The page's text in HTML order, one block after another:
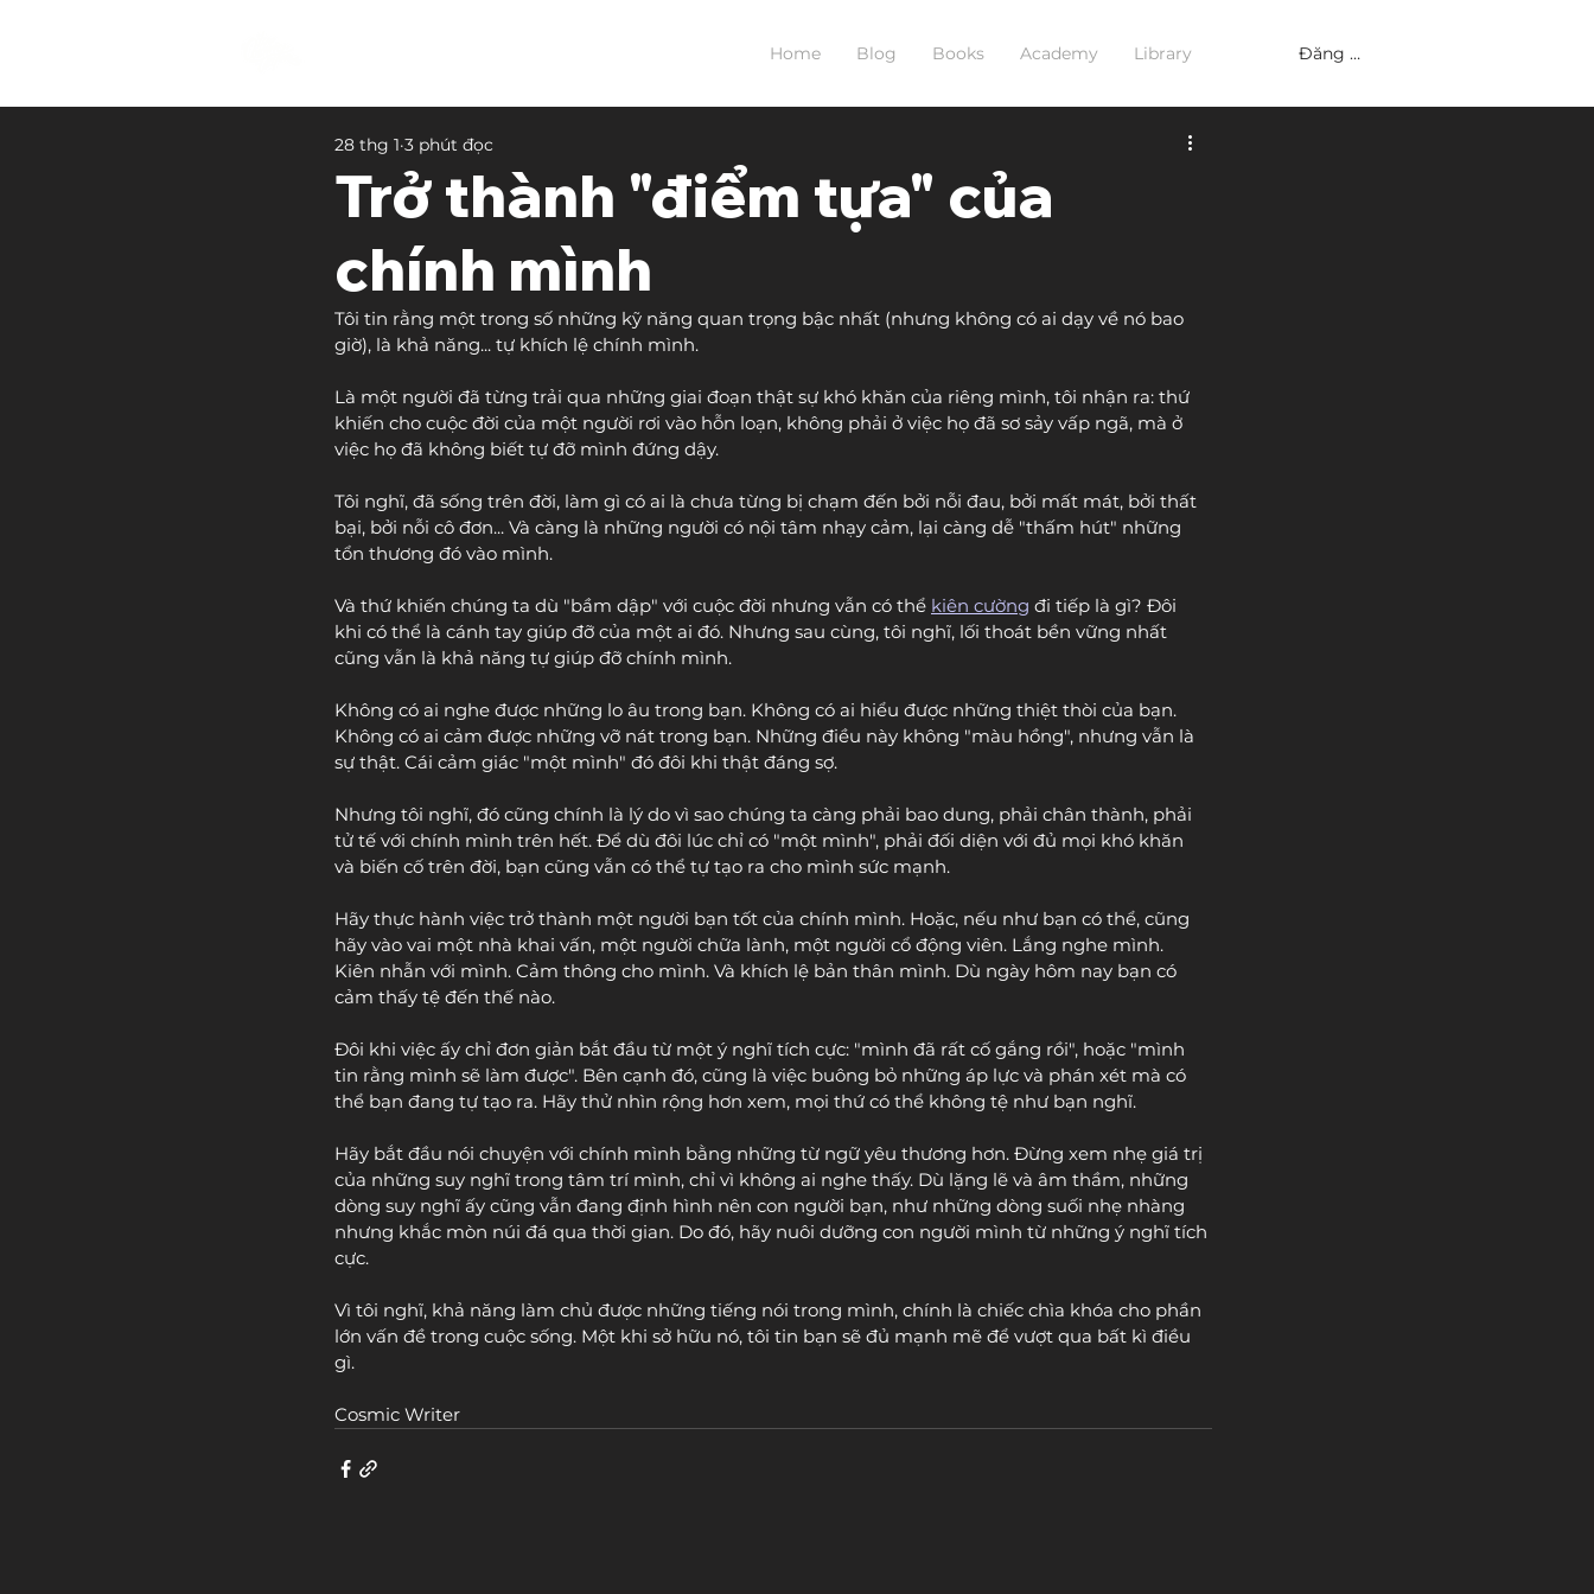
Home Blog Books Academy Library Đăng nhập
Trở thành "điểm tựa" của
chính mình
28 thg 1 3 phút đọc
Tôi tin rằng một trong số những kỹ năng quan trọng bậc nhất (nhưng không có ai dạy về nó bao
giờ), là khả năng... tự khích lệ chính mình.
Là một người đã từng trải qua những giai đoạn thật sự khó khăn của riêng mình, tôi nhận ra: thứ
khiến cho cuộc đời của một người rơi vào hỗn loạn, không phải ở việc họ đã sơ sảy vấp ngã, mà ở
việc họ đã không biết tự đỡ mình đứng dậy.
Tôi nghĩ, đã sống trên đời, làm gì có ai là chưa từng bị chạm đến bởi nỗi đau, bởi mất mát, bởi thất
bại, bởi nỗi cô đơn... Và càng là những người có nội tâm nhạy cảm, lại càng dễ "thấm hút" những
tổn thương đó vào mình.
Và thứ khiến chúng ta dù "bầm dập" với cuộc đời nhưng vẫn có thể kiên cường đi tiếp là gì? Đôi
khi có thể là cánh tay giúp đỡ của một ai đó. Nhưng sau cùng, tôi nghĩ, lối thoát bền vững nhất
cũng vẫn là khả năng tự giúp đỡ chính mình.
Không có ai nghe được những lo âu trong bạn. Không có ai hiểu được những thiệt thòi của bạn.
Không có ai cảm được những vỡ nát trong bạn. Những điều này không "màu hồng", nhưng vẫn là
sự thật. Cái cảm giác "một mình" đó đôi khi thật đáng sợ.
Nhưng tôi nghĩ, đó cũng chính là lý do vì sao chúng ta càng phải bao dung, phải chân thành, phải
tử tế với chính mình trên hết. Để dù đôi lúc chỉ có "một mình", phải đối diện với đủ mọi khó khăn
và biến cố trên đời, bạn cũng vẫn có thể tự tạo ra cho mình sức mạnh.
Hãy thực hành việc trở thành một người bạn tốt của chính mình. Hoặc, nếu như bạn có thể, cũng
hãy vào vai một nhà khai vấn, một người chữa lành, một người cổ động viên. Lắng nghe mình.
Kiên nhẫn với mình. Cảm thông cho mình. Và khích lệ bản thân mình. Dù ngày hôm nay bạn có
cảm thấy tệ đến thế nào.
Đôi khi việc ấy chỉ đơn giản bắt đầu từ một ý nghĩ tích cực: "mình đã rất cố gắng rồi", hoặc "mình
tin rằng mình sẽ làm được". Bên cạnh đó, cũng là việc buông bỏ những áp lực và phán xét mà có
thể bạn đang tự tạo ra. Hãy thử nhìn rộng hơn xem, mọi thứ có thể không tệ như bạn nghĩ.
Hãy bắt đầu nói chuyện với chính mình bằng những từ ngữ yêu thương hơn. Đừng xem nhẹ giá trị
của những suy nghĩ trong tâm trí mình, chỉ vì không ai nghe thấy. Dù lặng lẽ và âm thầm, những
dòng suy nghĩ ấy cũng vẫn đang định hình nên con người bạn, như những dòng suối nhẹ nhàng
nhưng khắc mòn núi đá qua thời gian. Do đó, hãy nuôi dưỡng con người mình từ những ý nghĩ tích
cực.
Vì tôi nghĩ, khả năng làm chủ được những tiếng nói trong mình, chính là chiếc chìa khóa cho phần
lớn vấn đề trong cuộc sống. Một khi sở hữu nó, tôi tin bạn sẽ đủ mạnh mẽ để vượt qua bất kì điều
gì.
Cosmic Writer